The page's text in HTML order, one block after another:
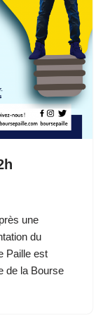
une
du
Paille est
de la Bourse